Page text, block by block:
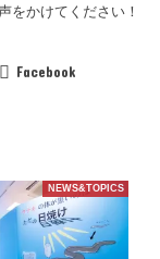
をかけてください！
Facebook
NEWS&TOPICS